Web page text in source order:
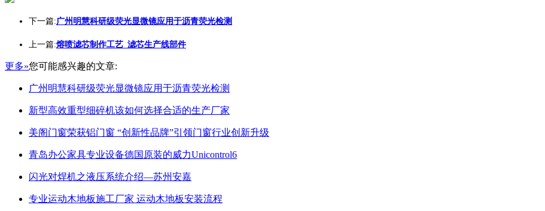
下一篇:广州明慧科研级荧光显微镜应用于沥青荧光检测
上一篇:熔喷滤芯制作工艺_滤芯生产线部件
更多»您可能感兴趣的文章:
广州明慧科研级荧光显微镜应用于沥青荧光检测
新型高效重型细碎机该如何选择合适的生产厂家
美阁门窗荣获铝门窗 “创新性品牌”引领门窗行业创新升级
青岛办公家具专业设备德国原装的威力Unicontrol6
闪光对焊机之液压系统介绍—苏州安嘉
专业运动木地板施工厂家 运动木地板安装流程